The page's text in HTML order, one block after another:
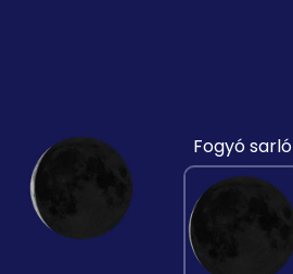
Fogyó sarló